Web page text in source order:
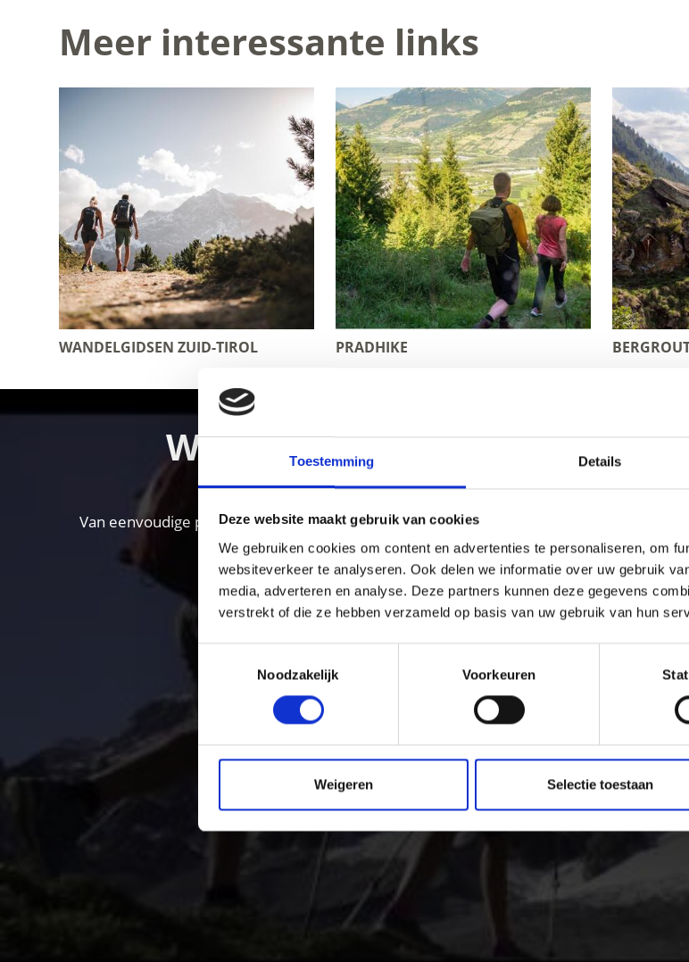
Toestemming Details
Deze website maakt gebruik van cookies
We gebruiken cookies om content en advertenties te personaliseren, om
websiteverkeer te analyseren. Ook delen we informatie over uw gebruik
media, adverteren en analyse. Deze partners kunnen deze gegevens
verstrekt of die ze hebben verzameld op basis van uw gebruik van hun
Noodzakelijk
Voorkeuren
Weigeren Selectie toestaan
Meer interessante links
WANDELGIDSEN ZUID-TIROL PRADHIKE
Wandelen in het Vinschgau
Van eenvoudige panoramawandelingen tot hoogalpine bergtochten: het uitgebreide
vakantieregio zelf.